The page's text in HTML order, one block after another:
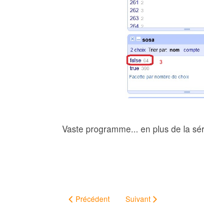
Vaste programme... en plus de la
Article précédent : #ChallengeAZ -
Précédent Article suivant :
Suivant